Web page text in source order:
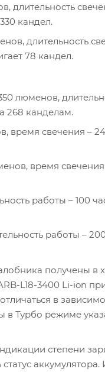
длительность
кандел.
длительность
78 кандел.
люменов,
268 канделам.
свечения –
время свечения
работы – 100
работы –
получены
L18-3400 Li-ion
в
в Турбо режиме
степени